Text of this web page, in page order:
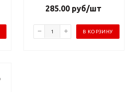
285.00руб/шт
В КОРЗИНУ